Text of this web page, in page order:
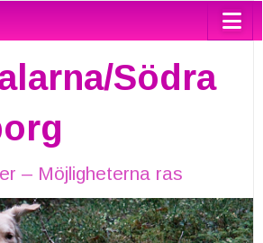
Södra
– Möjligheterna ras